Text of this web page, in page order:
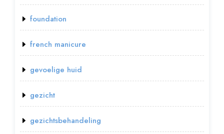
foundation
french manicure
gevoelige huid
gezicht
gezichtsbehandeling